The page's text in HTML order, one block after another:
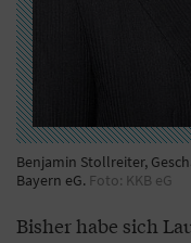
Benjamin Stollreiter,
Bayern eG. Foto: KKB eG
Bisher habe sich